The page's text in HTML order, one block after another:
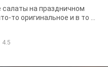
на праздничном
то оригинальное и в то же
4.5